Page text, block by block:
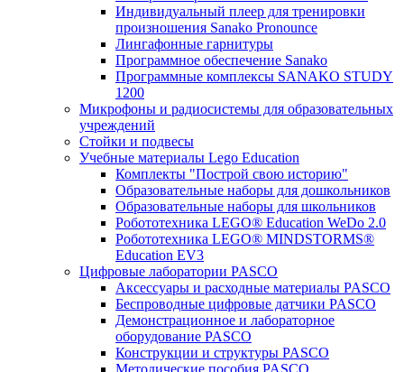
Индивидуальный плеер для тренировки
произношения Sanako Pronounce
Лингафонные гарнитуры
Программное обеспечение Sanako
Программные комплексы SANAKO STUDY
1200
Микрофоны и радиосистемы для образовательных
учреждений
Стойки и подвесы
Учебные материалы Lego Education
Комплекты "Построй свою историю"
Образовательные наборы для дошкольников
Образовательные наборы для школьников
Робототехника LEGO® Education WeDo 2.0
Робототехника LEGO® MINDSTORMS®
Education EV3
Цифровые лаборатории PASCO
Аксессуары и расходные материалы PASCO
Беспроводные цифровые датчики PASCO
Демонстрационное и лабораторное
оборудование PASCO
Конструкции и структуры PASCO
Методические пособия PASCO